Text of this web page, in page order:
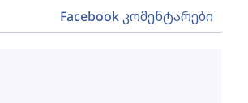
Facebook კომენტარები